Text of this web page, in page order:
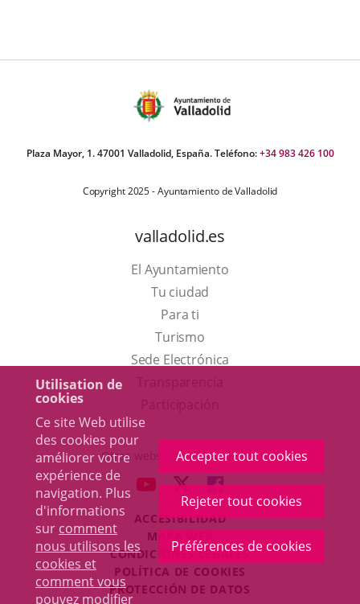
Utilisation de
cookies
Ce site Web utilise
des cookies pour
améliorer votre
expérience de
navigation. Plus
d'informations
sur comment
nous utilisons les
cookies et
comment vous
pouvez modifier
Accepter tout cookies
Rejeter tout cookies
Préférences de cookies
Plaza Mayor, 1. 47001 Valladolid, España. Teléfono:+34 983 426 100
Copyright 2025 - Ayuntamiento de Valladolid
valladolid.es
El Ayuntamiento
Tu ciudad
Para ti
TurismoEste
enlace
una
ventana
nueva.
Sede Electrónica
externa.
Otras webs del ayuntamiento
ENLACE
UNA
APLICACIÓN
EXTERNA.
ENLACE
A
UNA
APLICACIÓN
EXTERNA.
ENLACE
A
UNA
APLICACIÓN
EXTERNA.
ACCESIBILIDAD
MAPA WEB
CONDICIONES LEGALES
POLÍTICA DE COOKIES
PROTECCIÓN DE DATOS